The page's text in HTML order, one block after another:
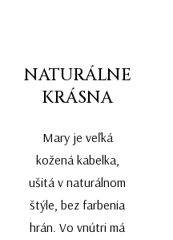
NATURÁLNE
KRÁSNA
Mary je veľká
kožená kabelka,
ušitá v naturálnom
štýle, bez farbenia
hrán. Vo vnútri má